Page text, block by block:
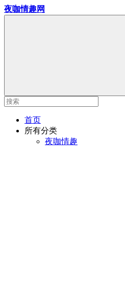
夜咖情趣网
首页
所有分类
夜咖情趣